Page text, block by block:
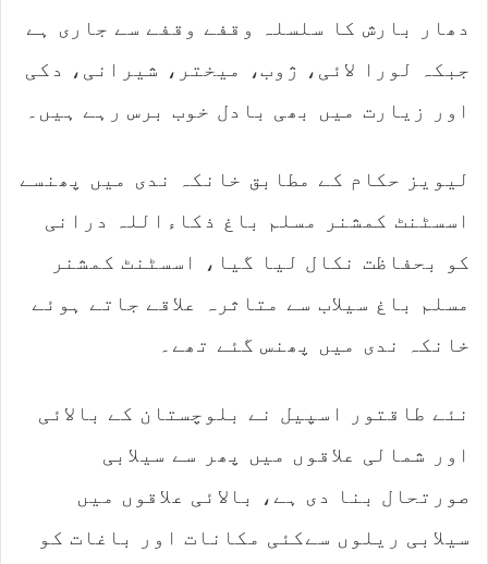
دھار بارش کا سلسلہ وقفے وقفے سے جاری ہے
جبکہ لورا لائی، ژوب، میختر، شیرانی، دکی
اور زیارت میں بھی بادل خوب برس رہے ہیں۔
لیویز حکام کے مطابق خانکہ ندی میں پھنسے
اسسٹنٹ کمشنر مسلم باغ ذکاءاللہ درانی
کو بحفاظت نکال لیا گیا، اسسٹنٹ کمشنر
مسلم باغ سیلاب سے متاثرہ علاقے جاتے ہوئے
خانکہ ندی میں پھنس گئے تھے۔
نئے طاقتور اسپیل نے بلوچستان کے بالائی
اور شمالی علاقوں میں پھر سے سیلابی
صورتحال بنا دی ہے، بالائی علاقوں میں
سیلابی ریلوں سےکئی مکانات اور باغات کو